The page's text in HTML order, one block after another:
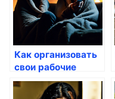
Как организовать
свои рабочие
процессы через
решения Госуслуг